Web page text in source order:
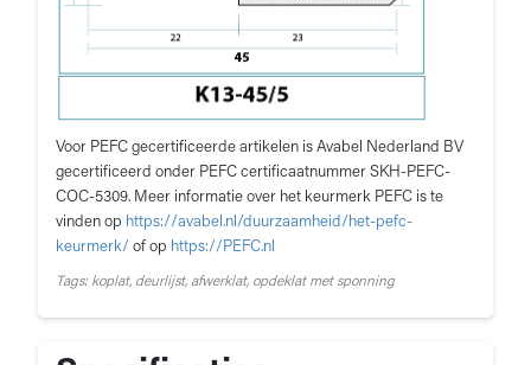
Voor PEFC gecertificeerde artikelen is Avabel Nederland BV
gecertificeerd onder PEFC certificaatnummer SKH-PEFC-
COC-5309. Meer informatie over het keurmerk PEFC is te
vinden op https://avabel.nl/duurzaamheid/het-pefc-
keurmerk/ of op https://PEFC.nl
Tags: koplat, deurlijst, afwerklat, opdeklat met sponning